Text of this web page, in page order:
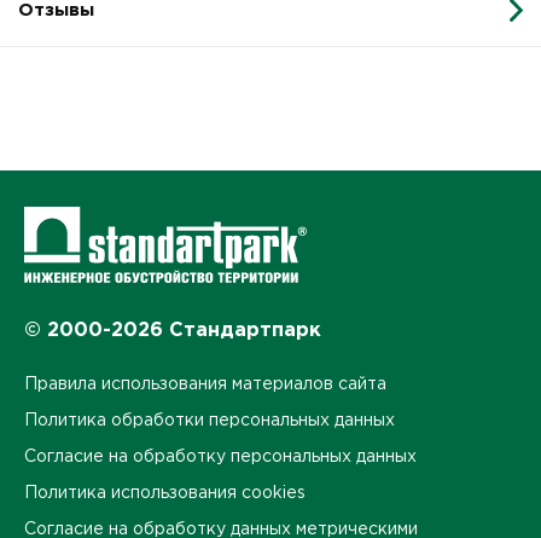
Отзывы
© 2000-2026 Стандартпарк
Правила использования материалов сайта
Политика обработки персональных данных
Согласие на обработку персональных данных
Политика использования cookies
Согласие на обработку данных метрическими